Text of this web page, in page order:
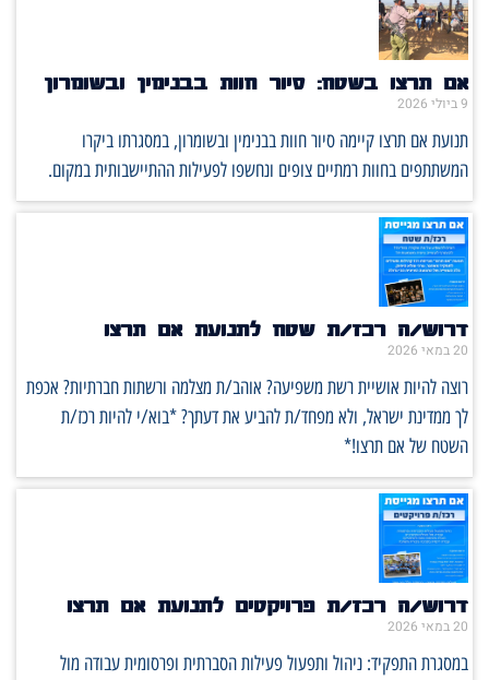
אם תרצו בשטח: סיור חוות בבנימין ובשומרון
9 ביולי 2026
תנועת אם תרצו קיימה סיור חוות בבנימין ובשומרון, במסגרתו ביקרו
המשתתפים בחוות רמתיים צופים ונחשפו לפעילות ההתיישבותית במקום.
דרוש/ה רכז/ת שטח לתנועת אם תרצו
20 במאי 2026
רוצה להיות אושיית רשת משפיעה? אוהב/ת מצלמה ורשתות חברתיות? אכפת
לך ממדינת ישראל, ולא מפחד/ת להביע את דעתך? *בוא/י להיות רכז/ת
השטח של אם תרצו!*
דרוש/ה רכז/ת פרויקטים לתנועת אם תרצו
20 במאי 2026
במסגרת התפקיד: ניהול ותפעול פעילות הסברתית ופרסומית עבודה מול